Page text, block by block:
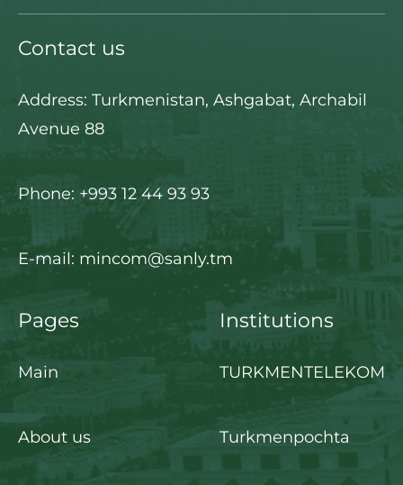
Contact us
Address: Turkmenistan, Ashgabat, Archabil
Avenue 88
Phone: +993 12 44 93 93
E-mail: mincom@sanly.tm
Pages
Main
About us
Institutions
TURKMENTELEKOM
Turkmenpochta